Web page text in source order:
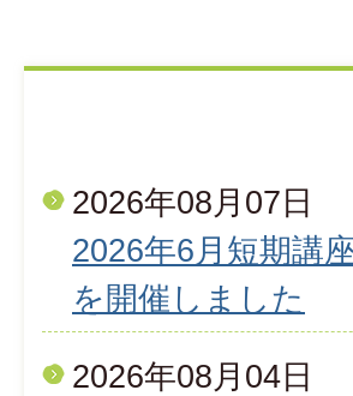
2026年08月07日
2026年6月短期講
を開催しました
2026年08月04日